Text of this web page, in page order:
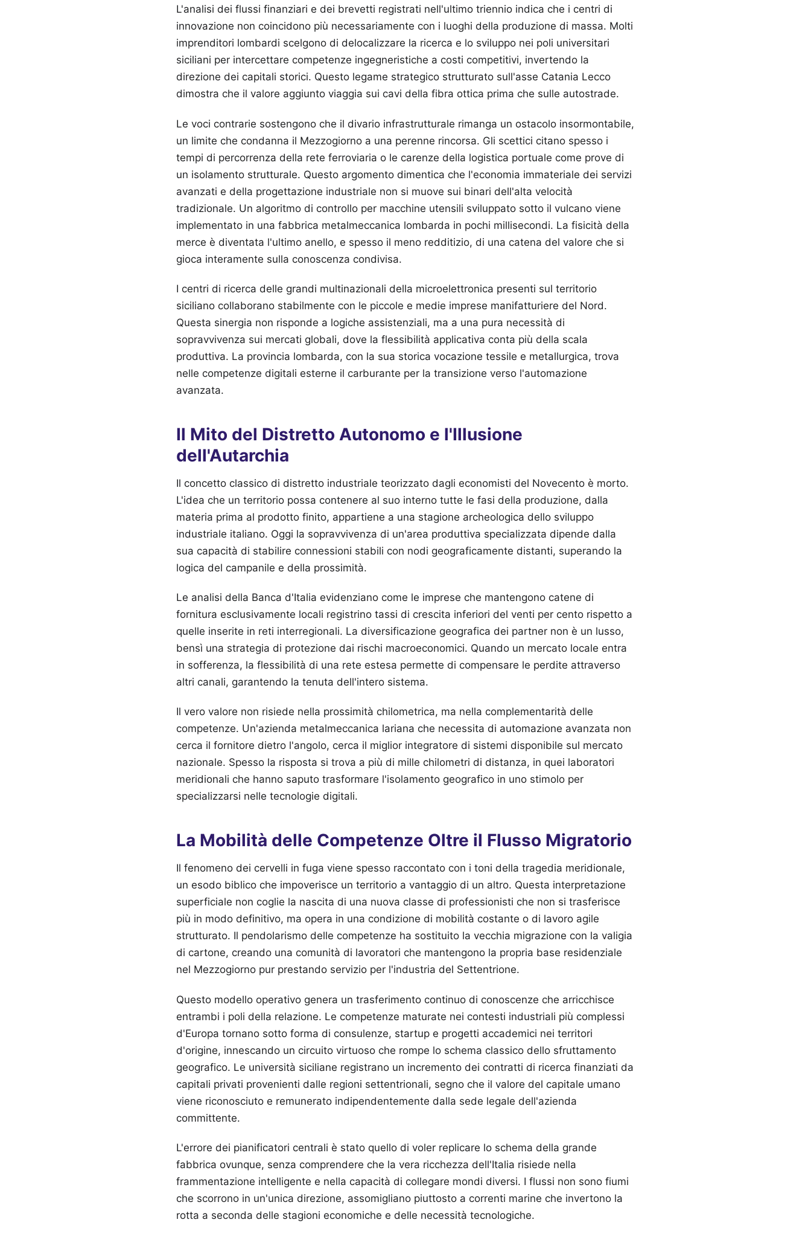
L'analisi dei flussi finanziari e dei brevetti registrati nell'ultimo triennio indica che i centri di
innovazione non coincidono più necessariamente con i luoghi della produzione di massa. Molti
imprenditori lombardi scelgono di delocalizzare la ricerca e lo sviluppo nei poli universitari
siciliani per intercettare competenze ingegneristiche a costi competitivi, invertendo la
direzione dei capitali storici. Questo legame strategico strutturato sull'asse Catania Lecco
dimostra che il valore aggiunto viaggia sui cavi della fibra ottica prima che sulle autostrade.
Le voci contrarie sostengono che il divario infrastrutturale rimanga un ostacolo insormontabile,
un limite che condanna il Mezzogiorno a una perenne rincorsa. Gli scettici citano spesso i
tempi di percorrenza della rete ferroviaria o le carenze della logistica portuale come prove di
un isolamento strutturale. Questo argomento dimentica che l'economia immateriale dei servizi
avanzati e della progettazione industriale non si muove sui binari dell'alta velocità
tradizionale. Un algoritmo di controllo per macchine utensili sviluppato sotto il vulcano viene
implementato in una fabbrica metalmeccanica lombarda in pochi millisecondi. La fisicità della
merce è diventata l'ultimo anello, e spesso il meno redditizio, di una catena del valore che si
gioca interamente sulla conoscenza condivisa.
I centri di ricerca delle grandi multinazionali della microelettronica presenti sul territorio
siciliano collaborano stabilmente con le piccole e medie imprese manifatturiere del Nord.
Questa sinergia non risponde a logiche assistenziali, ma a una pura necessità di
sopravvivenza sui mercati globali, dove la flessibilità applicativa conta più della scala
produttiva. La provincia lombarda, con la sua storica vocazione tessile e metallurgica, trova
nelle competenze digitali esterne il carburante per la transizione verso l'automazione
avanzata.
Il Mito del Distretto Autonomo e l'Illusione
dell'Autarchia
Il concetto classico di distretto industriale teorizzato dagli economisti del Novecento è morto.
L'idea che un territorio possa contenere al suo interno tutte le fasi della produzione, dalla
materia prima al prodotto finito, appartiene a una stagione archeologica dello sviluppo
industriale italiano. Oggi la sopravvivenza di un'area produttiva specializzata dipende dalla
sua capacità di stabilire connessioni stabili con nodi geograficamente distanti, superando la
logica del campanile e della prossimità.
Le analisi della Banca d'Italia evidenziano come le imprese che mantengono catene di
fornitura esclusivamente locali registrino tassi di crescita inferiori del venti per cento rispetto a
quelle inserite in reti interregionali. La diversificazione geografica dei partner non è un lusso,
bensì una strategia di protezione dai rischi macroeconomici. Quando un mercato locale entra
in sofferenza, la flessibilità di una rete estesa permette di compensare le perdite attraverso
altri canali, garantendo la tenuta dell'intero sistema.
Il vero valore non risiede nella prossimità chilometrica, ma nella complementarità delle
competenze. Un'azienda metalmeccanica lariana che necessita di automazione avanzata non
cerca il fornitore dietro l'angolo, cerca il miglior integratore di sistemi disponibile sul mercato
nazionale. Spesso la risposta si trova a più di mille chilometri di distanza, in quei laboratori
meridionali che hanno saputo trasformare l'isolamento geografico in uno stimolo per
specializzarsi nelle tecnologie digitali.
La Mobilità delle Competenze Oltre il Flusso Migratorio
Il fenomeno dei cervelli in fuga viene spesso raccontato con i toni della tragedia meridionale,
un esodo biblico che impoverisce un territorio a vantaggio di un altro. Questa interpretazione
superficiale non coglie la nascita di una nuova classe di professionisti che non si trasferisce
più in modo definitivo, ma opera in una condizione di mobilità costante o di lavoro agile
strutturato. Il pendolarismo delle competenze ha sostituito la vecchia migrazione con la valigia
di cartone, creando una comunità di lavoratori che mantengono la propria base residenziale
nel Mezzogiorno pur prestando servizio per l'industria del Settentrione.
Questo modello operativo genera un trasferimento continuo di conoscenze che arricchisce
entrambi i poli della relazione. Le competenze maturate nei contesti industriali più complessi
d'Europa tornano sotto forma di consulenze, startup e progetti accademici nei territori
d'origine, innescando un circuito virtuoso che rompe lo schema classico dello sfruttamento
geografico. Le università siciliane registrano un incremento dei contratti di ricerca finanziati da
capitali privati provenienti dalle regioni settentrionali, segno che il valore del capitale umano
viene riconosciuto e remunerato indipendentemente dalla sede legale dell'azienda
committente.
L'errore dei pianificatori centrali è stato quello di voler replicare lo schema della grande
fabbrica ovunque, senza comprendere che la vera ricchezza dell'Italia risiede nella
frammentazione intelligente e nella capacità di collegare mondi diversi. I flussi non sono fiumi
che scorrono in un'unica direzione, assomigliano piuttosto a correnti marine che invertono la
rotta a seconda delle stagioni economiche e delle necessità tecnologiche.